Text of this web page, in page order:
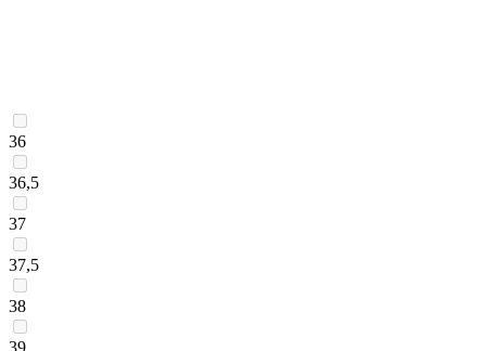
36
36,5
37
37,5
38
39